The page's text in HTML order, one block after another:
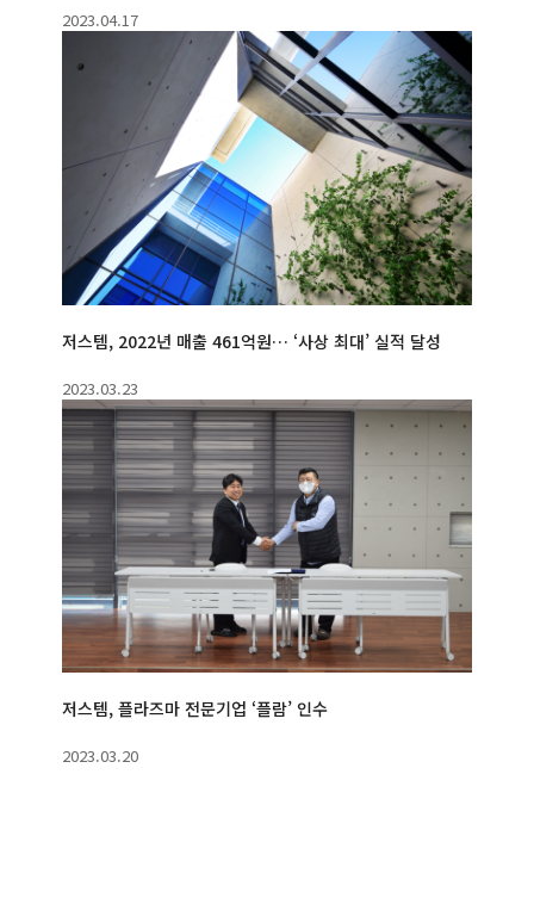
2023.04.17
저스템, 2022년 매출 461억원… ‘사상 최대’ 실적 달성
2023.03.23
저스템, 플라즈마 전문기업 ‘플람’ 인수
2023.03.20